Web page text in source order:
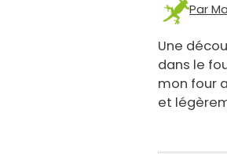
Par
Une
dans le
mon four
et